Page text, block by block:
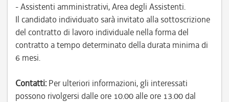
- Assistenti amministrativi, Area degli Assistenti.
Il candidato individuato sarà invitato alla sottoscrizione
del contratto di lavoro individuale nella forma del
contratto a tempo determinato della durata minima di
6 mesi.
Contatti: Per ulteriori informazioni, gli interessati
possono rivolgersi dalle ore 10.00 alle ore 13.00 dal